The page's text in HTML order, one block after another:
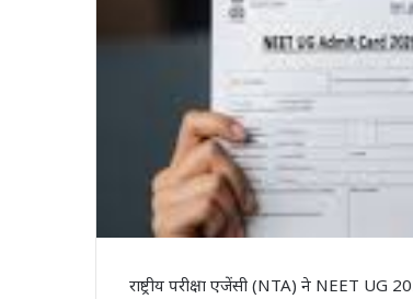
राष्ट्रीय परीक्षा एजेंसी (NTA) ने NEET UG